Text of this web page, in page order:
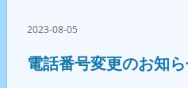
2023-08-05
電話番号変更のお知